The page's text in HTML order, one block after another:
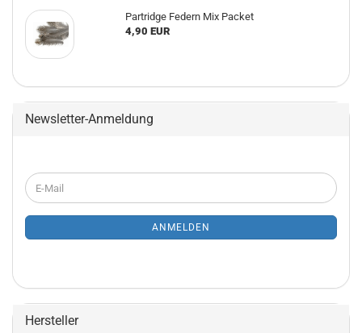
Partridge Federn Mix Packet
4,90 EUR
Newsletter-Anmeldung
WEITER
ZUR
ANMELDUNG
E-
Mail
ANMELDEN
Hersteller